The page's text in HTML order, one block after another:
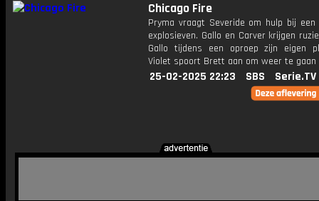
Chicago Fire
Pryma vraagt ​​Severide om hulp bij een
explosieven. Gallo en Carver krijgen
Gallo tijdens een oproep zijn eigen
Violet spoort Brett aan om weer te gaan
25-02-2025 22:23 SBS Serie.TV